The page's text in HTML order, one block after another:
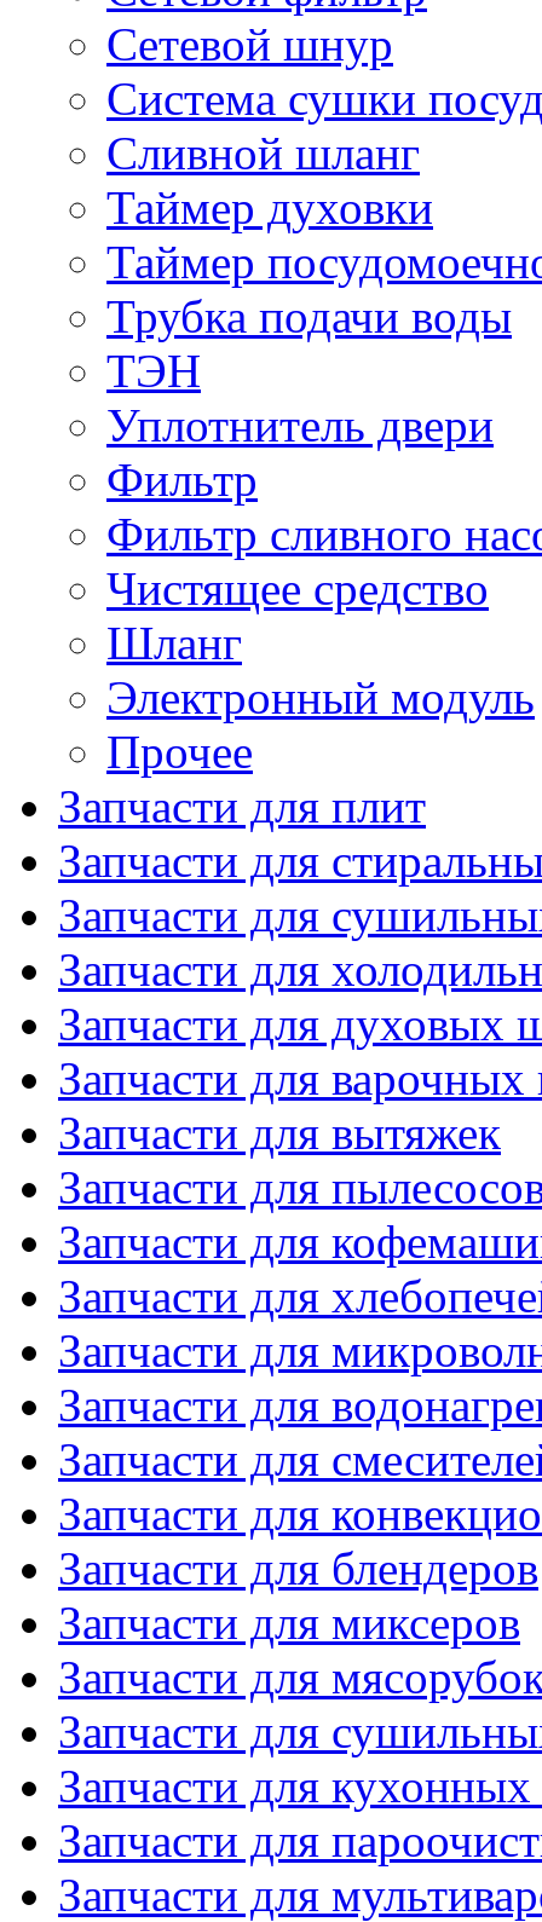
Сетевой шнур
Система сушки
Сливной шланг
Таймер духовки
Таймер
Трубка подачи воды
ТЭН
Уплотнитель двери
Фильтр
Фильтр сливного
Чистящее средство
Шланг
Электронный модуль
Прочее
Запчасти для плит
Запчасти для
Запчасти для
Запчасти для
Запчасти для духовых
Запчасти для варочных
Запчасти для вытяжек
Запчасти для
Запчасти для
Запчасти для
Запчасти для
Запчасти для
Запчасти для
Запчасти для
Запчасти для блендеров
Запчасти для миксеров
Запчасти для
Запчасти для
Запчасти для
Запчасти для
Запчасти для